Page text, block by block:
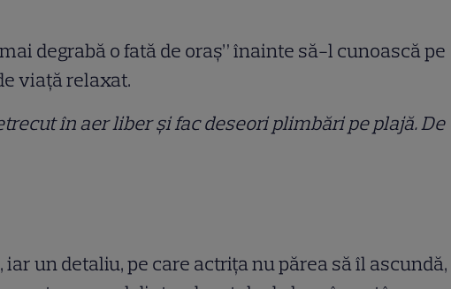
degrabă o fată de oraș” înainte să-l cunoască pe
viață relaxat.
în aer liber și fac deseori plimbări pe plajă. De
un detaliu, pe care actrița nu părea să îl ascundă,